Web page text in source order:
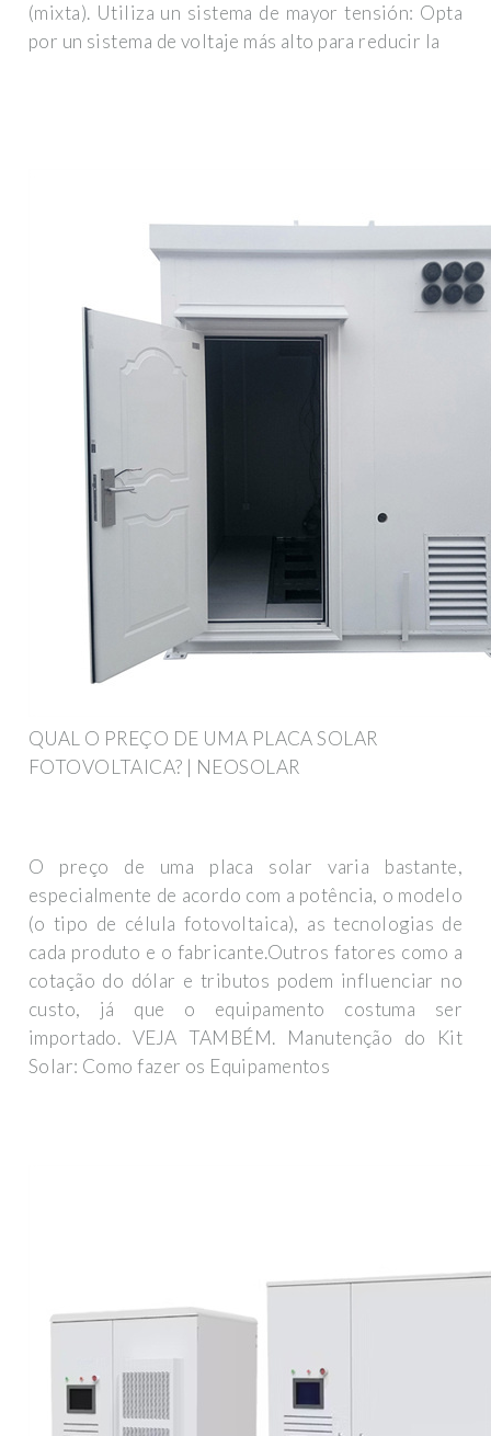
(mixta). Utiliza un sistema de mayor tensión: Opta
por un sistema de voltaje más alto para reducir la
QUAL O PREÇO DE UMA PLACA SOLAR
FOTOVOLTAICA? | NEOSOLAR
O preço de uma placa solar varia bastante,
especialmente de acordo com a potência, o modelo
(o tipo de célula fotovoltaica), as tecnologias de
cada produto e o fabricante.Outros fatores como a
cotação do dólar e tributos podem influenciar no
custo, já que o equipamento costuma ser
importado. VEJA TAMBÉM. Manutenção do Kit
Solar: Como fazer os Equipamentos